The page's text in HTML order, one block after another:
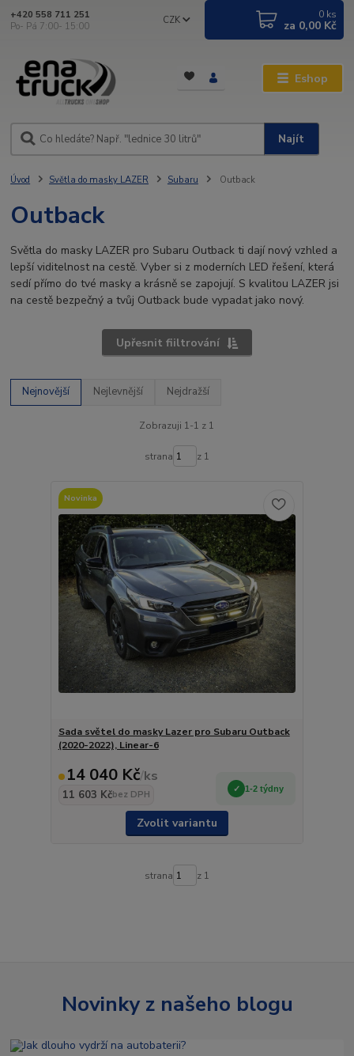
Eshop
CZK
Najít
+420 558 711 251
Po- Pá 7:00- 15:00
0 ks
za 0,00 Kč
Úvod Světla do masky LAZER Subaru Outback
Outback
Světla do masky LAZER pro Subaru Outback ti dají nový vzhled a
lepší viditelnost na cestě. Vyber si z moderních LED řešení, která
sedí přímo do tvé masky a krásně se zapojují. S kvalitou LAZER jsi
na cestě bezpečný a tvůj Outback bude vypadat jako nový.
Upřesnit fiiltrování
Nejnovější Nejlevnější Nejdražší
Zobrazuji 1-1 z 1
strana z 1
Novinka
Sada světel do masky Lazer pro Subaru Outback
(2020-2022), Linear-6
14 040 Kč/ks
11 603 Kčbez DPH
1-2 týdny
Zvolit variantu
strana z 1
Novinky z našeho blogu